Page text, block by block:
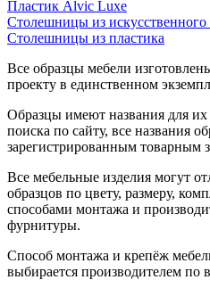
Пластик Alvic Luxe
Столешницы из искусственного
Столешницы из пластика
Все образцы мебели
проекту в единственном
Образцы имеют названия для их
поиска по сайту, все названия
зарегистрированным товарным
Все мебельные изделия могут
образцов по цвету, размеру,
способами монтажа и
фурнитуры.
Способ монтажа и крепёж
выбирается производителем по